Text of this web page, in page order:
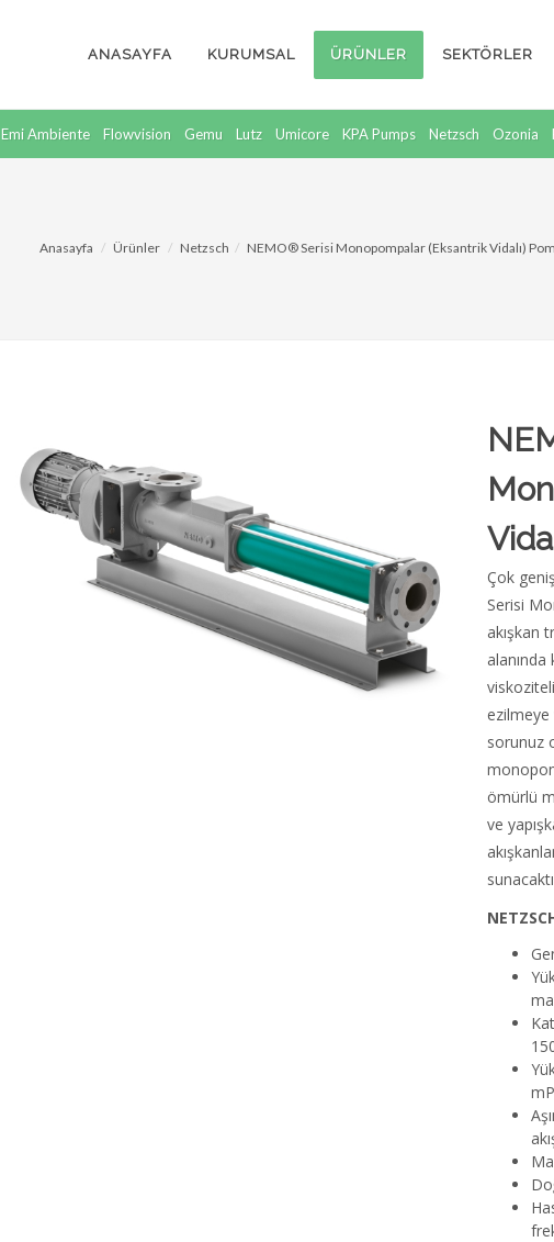
ANASAYFA KURUMSAL ÜRÜNLER SEKTÖRLER
Emi Ambiente Flowvision Gemu Lutz Umicore KPA Pumps Netzsch Ozonia
Anasayfa Ürünler Netzsch NEMO® Serisi Monopompalar (Eksantrik Vidalı)
Çok
Serisi
akışkan
ezilmeye
sorunuz
ömürlü
ve